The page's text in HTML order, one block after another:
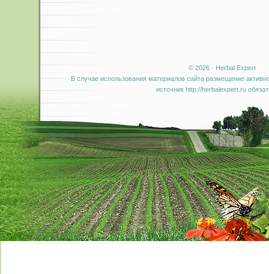
© 2026 - Herbal Expert
В случае использования материалов сайта размещение
источник http://herbalexpert.ru